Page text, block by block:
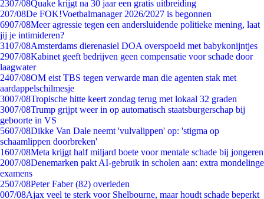
2307/08Quake krijgt na 30 jaar een gratis uitbreiding
207/08De FOK!Voetbalmanager 2026/2027 is begonnen
6907/08Meer agressie tegen een andersluidende politieke mening, laat
jij je intimideren?
3107/08Amsterdams dierenasiel DOA overspoeld met babykonijntjes
2907/08Kabinet geeft bedrijven geen compensatie voor schade door
laagwater
2407/08OM eist TBS tegen verwarde man die agenten stak met
aardappelschilmesje
3007/08Tropische hitte keert zondag terug met lokaal 32 graden
3007/08Trump grijpt weer in op automatisch staatsburgerschap bij
geboorte in VS
5607/08Dikke Van Dale neemt 'vulvalippen' op: 'stigma op
schaamlippen doorbreken'
1607/08Meta krijgt half miljard boete voor mentale schade bij jongeren
2007/08Denemarken pakt AI-gebruik in scholen aan: extra mondelinge
examens
2507/08Peter Faber (82) overleden
007/08Ajax veel te sterk voor Shelbourne, maar houdt schade beperkt